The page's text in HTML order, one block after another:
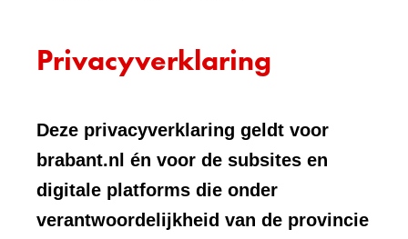
Privacyverklaring
Deze privacyverklaring geldt voor
brabant.nl én voor de subsites en
digitale platforms die onder
verantwoordelijkheid van de provincie